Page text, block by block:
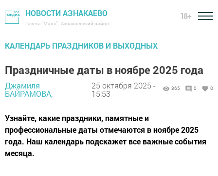
НОВОСТИ АЗНАКАЕВО
Газета "Маяк" - Азнакаевский район
18+
КАЛЕНДАРЬ ПРАЗДНИКОВ И ВЫХОДНЫХ
Праздничные даты в ноябре 2025 года
Джамиля
БАЙРАМОВА,
25 октября 2025 -
15:53
365 0 0
Узнайте, какие праздники, памятные и
профессиональные даты отмечаются в ноябре 2025
года. Наш календарь подскажет все важные события
месяца.